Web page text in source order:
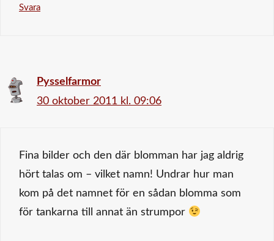
Svara
Pysselfarmor
30 oktober 2011 kl. 09:06
Fina bilder och den där blomman har jag aldrig
hört talas om – vilket namn! Undrar hur man
kom på det namnet för en sådan blomma som
för tankarna till annat än strumpor